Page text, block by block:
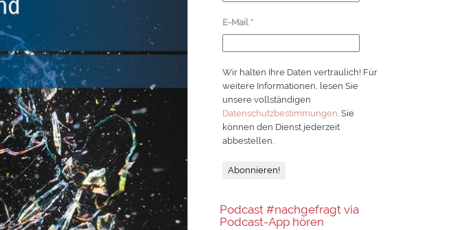
E-Mail *
Wir halten Ihre Daten vertraulich! Für
weitere Informationen, lesen Sie
unsere vollständigen
Datenschutzbestimmungen . Sie
können den Dienst jederzeit
abbestellen.
Podcast #nachgefragt via
Podcast-App hören